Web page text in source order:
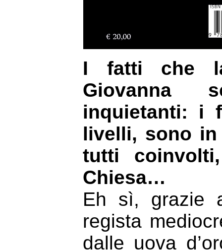
I fatti che la
Giovanna
inquietanti: i
livelli, sono
tutti
Chiesa…
Eh sì, grazie
regista
dalle uova